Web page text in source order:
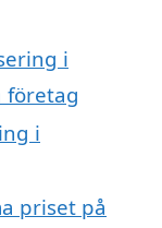
i
företag
i
priset på